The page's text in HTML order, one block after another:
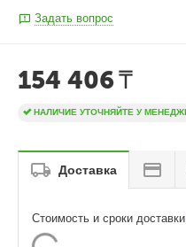
Задать вопрос
154 406₸
НАЛИЧИЕ УТОЧНЯЙТЕ У
Доставка
Стоимость и сроки